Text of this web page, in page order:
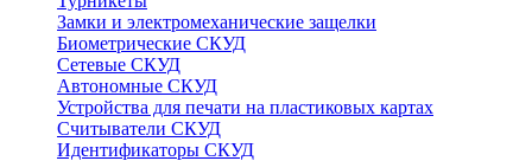
Замки и электромеханические защелки
Биометрические СКУД
Сетевые СКУД
Автономные СКУД
Устройства для печати на пластиковых картах
Считыватели СКУД
Идентификаторы СКУД